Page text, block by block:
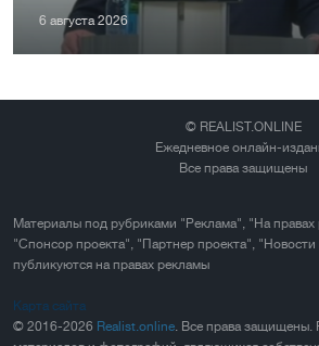
6 августа 2026
© REALIST.ONLINE
Ежедневное онлайн-
Все права защищены
Материалы под рубриками "Реклама", "На правах
"Спонсор проекта", "Партнер проекта",
публикуются на правах рекламы
Карта сайта
© 2016-2026 Realist.online . Все права защищены.